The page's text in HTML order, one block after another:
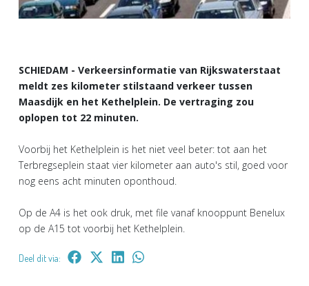
SCHIEDAM - Verkeersinformatie van Rijkswaterstaat
meldt zes kilometer stilstaand verkeer tussen
Maasdijk en het Kethelplein. De vertraging zou
oplopen tot 22 minuten.
Voorbij het Kethelplein is het niet veel beter: tot aan het
Terbregseplein staat vier kilometer aan auto's stil, goed voor
nog eens acht minuten oponthoud.
Op de A4 is het ook druk, met file vanaf knooppunt Benelux
op de A15 tot voorbij het Kethelplein.
Deel dit via: